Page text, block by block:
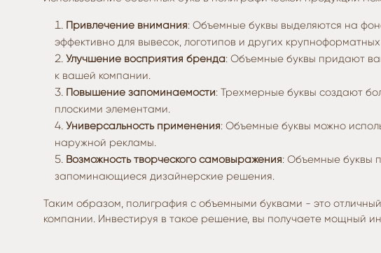
Привлечение внимания: Объемные буквы выделяются на
эффективно для вывесок, логотипов и других
Улучшение восприятия бренда: Объемные буквы придают
к вашей компании.
Повышение запоминаемости: Трехмерные буквы создают
плоскими элементами.
Универсальность применения: Объемные буквы можно
наружной рекламы.
Возможность творческого самовыражения: Объемные буквы
запоминающиеся дизайнерские решения.
Таким образом, полиграфия с объемными буквами - это
компании. Инвестируя в такое решение, вы получаете мощный